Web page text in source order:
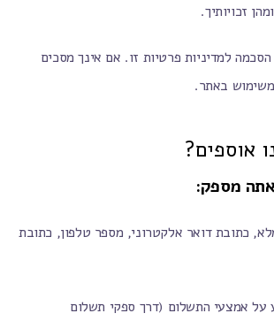
זכויותיך.
למדיניות פרטיות זו. אם אינך מסכים
באתר.
אוספים?
כתובת דואר אלקטרוני, מספר טלפון, כתובת
על אמצעי התשלום (דרך ספקי תשלום